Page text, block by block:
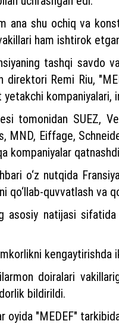
ana shu ochiq va
ham ishtirok
tashqi savdo
direktori Remi Riu,
yetakchi
tomonidan SUEZ,
MND, Eiffage,
kompaniyalar
o‘z nutqida
qo‘llab-quvvatlash va
asosiy natijasi
doiralari
bildirildi.
oyida "MEDEF"